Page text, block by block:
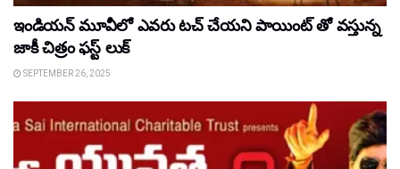
ఇండియన్ మూవీలో ఎవరు టచ్ చేయని పాయింట్ తో వస్తున్న
జాకీ చిత్రం ఫస్ట్ లుక్
SEPTEMBER 26, 2025